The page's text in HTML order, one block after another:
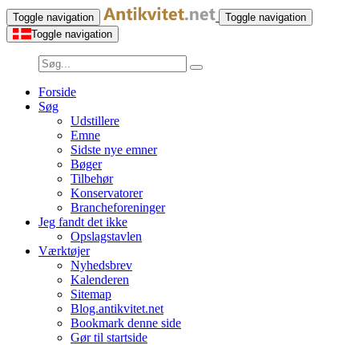
Toggle navigation
Toggle navigation
Toggle navigation
Forside
Søg
Udstillere
Emne
Sidste nye emner
Bøger
Tilbehør
Konservatorer
Brancheforeninger
Jeg fandt det ikke
Opslagstavlen
Værktøjer
Nyhedsbrev
Kalenderen
Sitemap
Blog.antikvitet.net
Bookmark denne side
Gør til startside